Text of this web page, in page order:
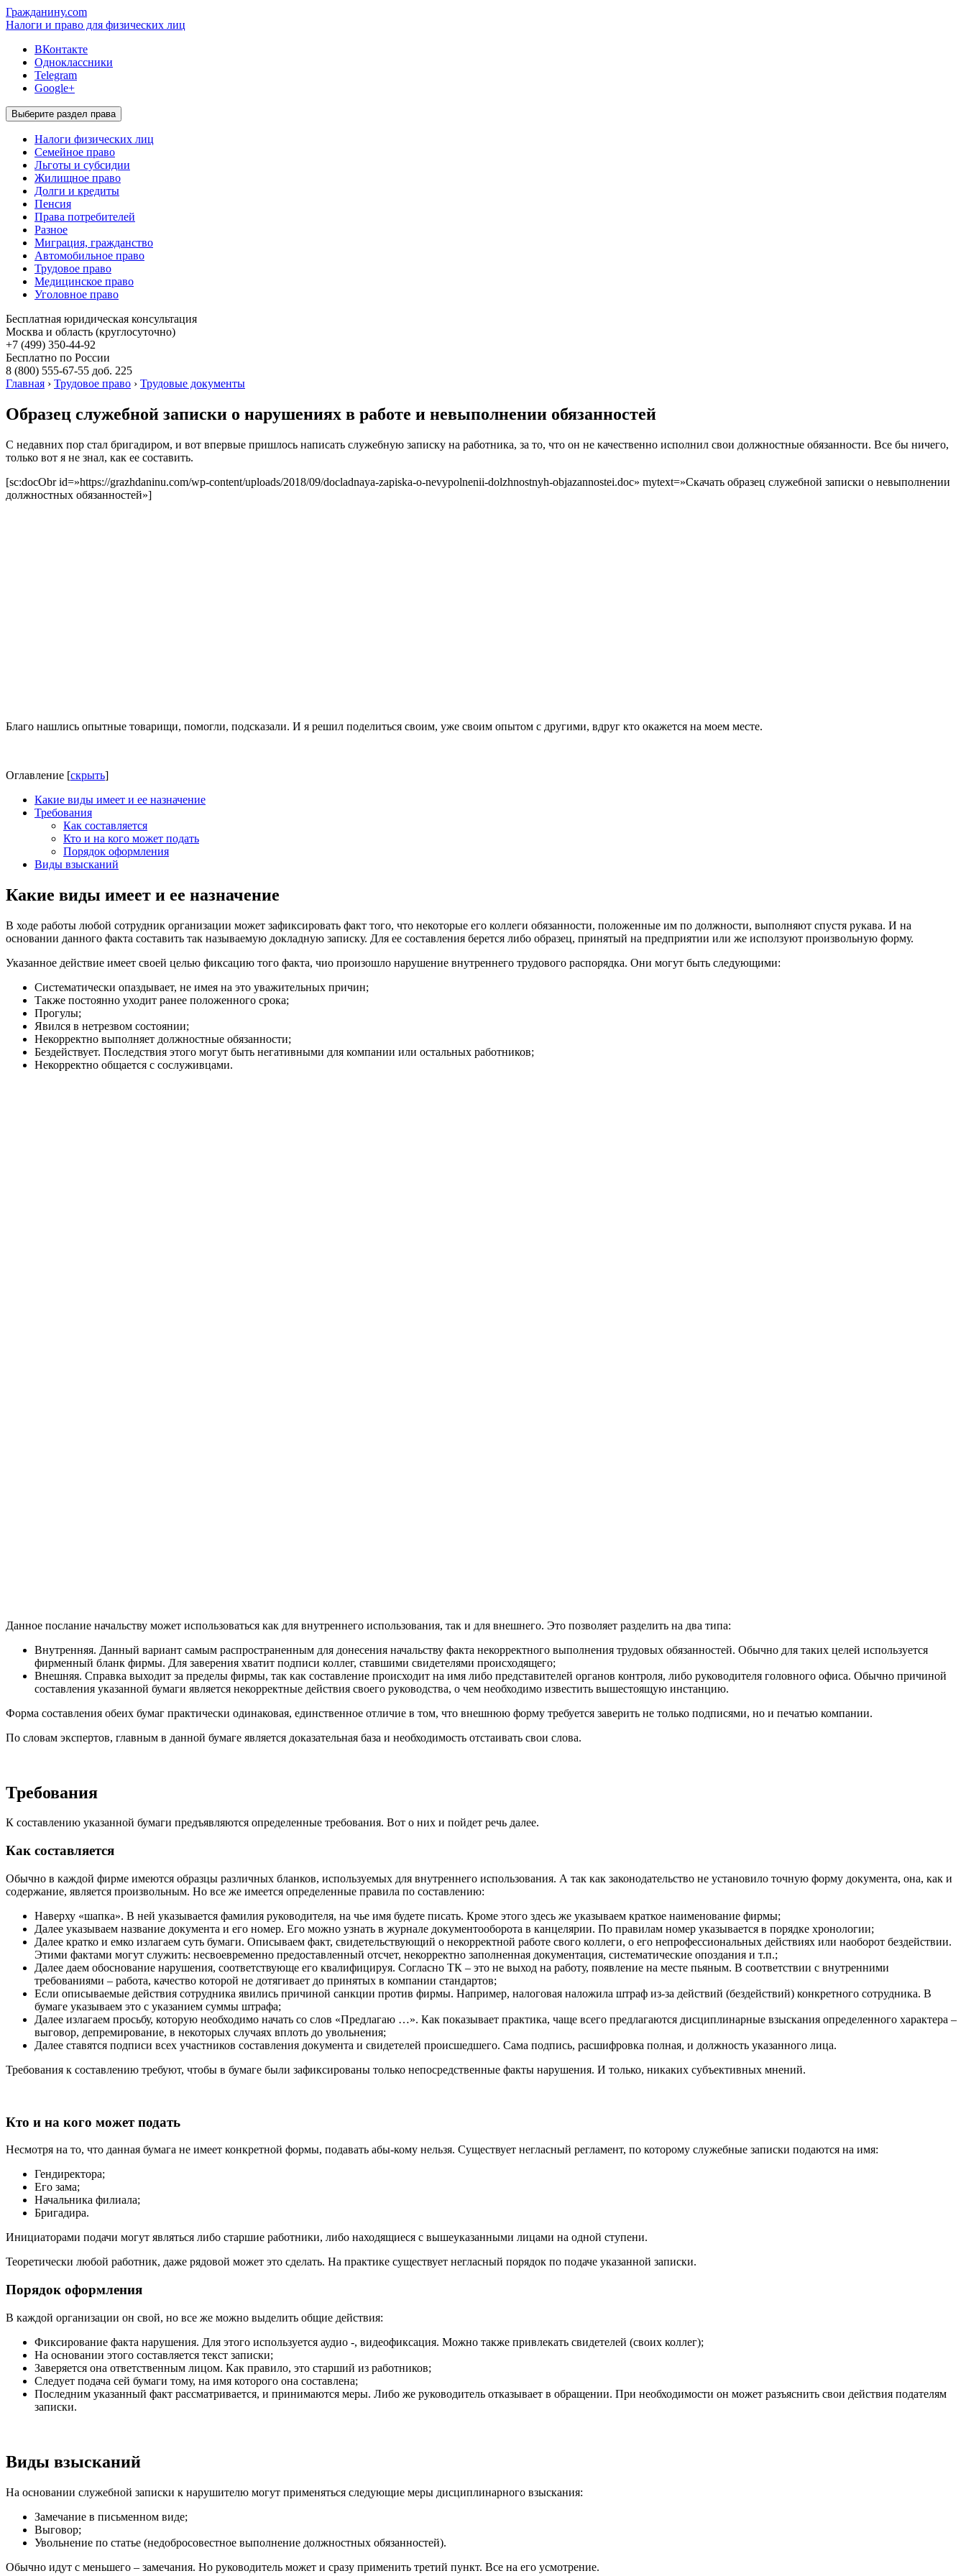
Гражданину.com
Налоги и право для физических лиц
ВКонтакте
Одноклассники
Telegram
Google+
Выберите раздел права
Налоги физических лиц
Семейное право
Льготы и субсидии
Жилищное право
Долги и кредиты
Пенсия
Права потребителей
Разное
Миграция, гражданство
Автомобильное право
Трудовое право
Медицинское право
Уголовное право
Бесплатная юридическая консультация
Москва и область (круглосуточно)
+7 (499) 350-44-92
Бесплатно по России
8 (800) 555-67-55 доб. 225
Главная › Трудовое право › Трудовые документы
Образец служебной записки о нарушениях в работе и невыполнении обязанностей
С недавних пор стал бригадиром, и вот впервые пришлось написать служебную записку на работника, за то, что он не качественно исполнил свои должностные обязанности. Все бы ничего,
только вот я не знал, как ее составить.
[sc:docObr id=»https://grazhdaninu.com/wp-content/uploads/2018/09/docladnaya-zapiska-o-nevypolnenii-dolzhnostnyh-objazannostei.doc» mytext=»Скачать образец служебной записки о невыполнении
должностных обязанностей»]
Благо нашлись опытные товарищи, помогли, подсказали. И я решил поделиться своим, уже своим опытом с другими, вдруг кто окажется на моем месте.
Оглавление [скрыть]
Какие виды имеет и ее назначение
Требования
Как составляется
Кто и на кого может подать
Порядок оформления
Виды взысканий
Какие виды имеет и ее назначение
В ходе работы любой сотрудник организации может зафиксировать факт того, что некоторые его коллеги обязанности, положенные им по должности, выполняют спустя рукава. И на
основании данного факта составить так называемую докладную записку. Для ее составления берется либо образец, принятый на предприятии или же исползуют произвольную форму.
Указанное действие имеет своей целью фиксацию того факта, чио произошло нарушение внутреннего трудового распорядка. Они могут быть следующими:
Систематически опаздывает, не имея на это уважительных причин;
Также постоянно уходит ранее положенного срока;
Прогулы;
Явился в нетрезвом состоянии;
Некорректно выполняет должностные обязанности;
Бездействует. Последствия этого могут быть негативными для компании или остальных работников;
Некорректно общается с сослуживцами.
Данное послание начальству может использоваться как для внутреннего использования, так и для внешнего. Это позволяет разделить на два типа:
Внутренняя. Данный вариант самым распространенным для донесения начальству факта некорректного выполнения трудовых обязанностей. Обычно для таких целей используется
фирменный бланк фирмы. Для заверения хватит подписи коллег, ставшими свидетелями происходящего;
Внешняя. Справка выходит за пределы фирмы, так как составление происходит на имя либо представителей органов контроля, либо руководителя головного офиса. Обычно причиной
составления указанной бумаги является некорректные действия своего руководства, о чем необходимо известить вышестоящую инстанцию.
Форма составления обеих бумаг практически одинаковая, единственное отличие в том, что внешнюю форму требуется заверить не только подписями, но и печатью компании.
По словам экспертов, главным в данной бумаге является доказательная база и необходимость отстаивать свои слова.
Требования
К составлению указанной бумаги предъявляются определенные требования. Вот о них и пойдет речь далее.
Как составляется
Обычно в каждой фирме имеются образцы различных бланков, используемых для внутреннего использования. А так как законодательство не установило точную форму документа, она, как и
содержание, является произвольным. Но все же имеется определенные правила по составлению:
Наверху «шапка». В ней указывается фамилия руководителя, на чье имя будете писать. Кроме этого здесь же указываем краткое наименование фирмы;
Далее указываем название документа и его номер. Его можно узнать в журнале документооборота в канцелярии. По правилам номер указывается в порядке хронологии;
Далее кратко и емко излагаем суть бумаги. Описываем факт, свидетельствующий о некорректной работе свого коллеги, о его непрофессиональных действиях или наоборот бездействии.
Этими фактами могут служить: несвоевременно предоставленный отсчет, некорректно заполненная документация, систематические опоздания и т.п.;
Далее даем обоснование нарушения, соответствующе его квалифицируя. Согласно ТК – это не выход на работу, появление на месте пьяным. В соответствии с внутренними
требованиями – работа, качество которой не дотягивает до принятых в компании стандартов;
Если описываемые действия сотрудника явились причиной санкции против фирмы. Например, налоговая наложила штраф из-за действий (бездействий) конкретного сотрудника. В
бумаге указываем это с указанием суммы штрафа;
Далее излагаем просьбу, которую необходимо начать со слов «Предлагаю …». Как показывает практика, чаще всего предлагаются дисциплинарные взыскания определенного характера –
выговор, депремирование, в некоторых случаях вплоть до увольнения;
Далее ставятся подписи всех участников составления документа и свидетелей происшедшего. Сама подпись, расшифровка полная, и должность указанного лица.
Требования к составлению требуют, чтобы в бумаге были зафиксированы только непосредственные факты нарушения. И только, никаких субъективных мнений.
Кто и на кого может подать
Несмотря на то, что данная бумага не имеет конкретной формы, подавать абы-кому нельзя. Существует негласный регламент, по которому служебные записки подаются на имя:
Гендиректора;
Его зама;
Начальника филиала;
Бригадира.
Инициаторами подачи могут являться либо старшие работники, либо находящиеся с вышеуказанными лицами на одной ступени.
Теоретически любой работник, даже рядовой может это сделать. На практике существует негласный порядок по подаче указанной записки.
Порядок оформления
В каждой организации он свой, но все же можно выделить общие действия:
Фиксирование факта нарушения. Для этого используется аудио -, видеофиксация. Можно также привлекать свидетелей (своих коллег);
На основании этого составляется текст записки;
Заверяется она ответственным лицом. Как правило, это старший из работников;
Следует подача сей бумаги тому, на имя которого она составлена;
Последним указанный факт рассматривается, и принимаются меры. Либо же руководитель отказывает в обращении. При необходимости он может разъяснить свои действия подателям
записки.
Виды взысканий
На основании служебной записки к нарушителю могут применяться следующие меры дисциплинарного взыскания:
Замечание в письменном виде;
Выговор;
Увольнение по статье (недобросовестное выполнение должностных обязанностей).
Обычно идут с меньшего – замечания. Но руководитель может и сразу применить третий пункт. Все на его усмотрение.